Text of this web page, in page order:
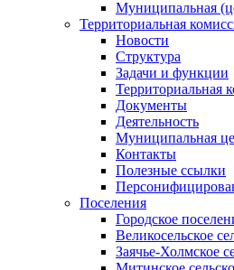
Муниципальная
Территориальная
Новости
Структура
Задачи и функции
Территориальная
Документы
Деятельность
Муниципальная
Контакты
Полезные ссылки
Поселения
Городское
Великосельское
Заячье-Холмское